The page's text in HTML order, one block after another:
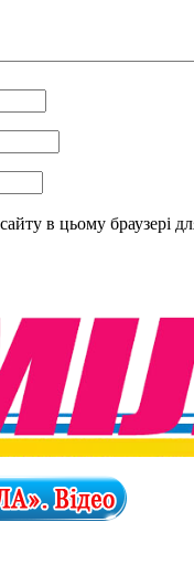
в цьому браузері